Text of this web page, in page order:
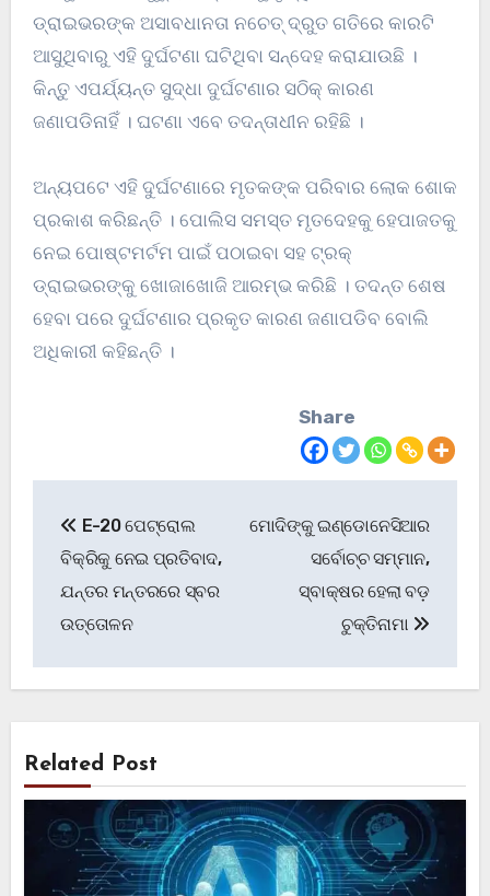
ଡ୍ରାଇଭରଙ୍କ ଅସାବଧାନତା ନଚେତ୍ ଦ୍ରୁତ ଗତିରେ କାରଟି
ଆସୁଥିବାରୁ ଏହି ଦୁର୍ଘଟଣା ଘଟିଥିବା ସନ୍ଦେହ କରାଯାଉଛି ।
କିନ୍ତୁ ଏପର୍ଯ୍ୟନ୍ତ ସୁଦ୍ଧା ଦୁର୍ଘଟଣାର ସଠିକ୍ କାରଣ
ଜଣାପଡିନାହିଁ । ଘଟଣା ଏବେ ତଦନ୍ତାଧୀନ ରହିଛି ।
ଅନ୍ୟପଟେ ଏହି ଦୁର୍ଘଟଣାରେ ମୃତକଙ୍କ ପରିବାର ଲୋକ ଶୋକ
ପ୍ରକାଶ କରିଛନ୍ତି । ପୋଲିସ ସମସ୍ତ ମୃତଦେହକୁ ହେପାଜତକୁ
ନେଇ ପୋଷ୍ଟମର୍ଟମ ପାଇଁ ପଠାଇବା ସହ ଟ୍ରକ୍
ଡ୍ରାଇଭରଙ୍କୁ ଖୋଜାଖୋଜି ଆରମ୍ଭ କରିଛି । ତଦନ୍ତ ଶେଷ
ହେବା ପରେ ଦୁର୍ଘଟଣାର ପ୍ରକୃତ କାରଣ ଜଣାପଡିବ ବୋଲି
ଅଧିକାରୀ କହିଛନ୍ତି ।
Share
navigation
E-20 ପେଟ୍ରୋଲ
ବିକ୍ରିକୁ ନେଇ ପ୍ରତିବାଦ,
ଯନ୍ତର ମନ୍ତରରେ ସ୍ବର
ଉତ୍ତୋଳନ
ମୋଦିଙ୍କୁ ଇଣ୍ଡୋନେସିଆର
ସର୍ବୋଚ୍ଚ ସମ୍ମାନ,
ସ୍ବାକ୍ଷର ହେଲା ବଡ଼
ଚୁକ୍ତିନାମା
Related Post